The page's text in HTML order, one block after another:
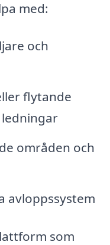
med:
och
flytande
områden och
avloppssystem
som